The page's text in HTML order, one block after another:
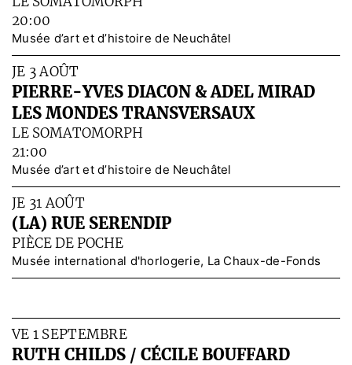
20:00
Musée d’art et d’histoire de Neuchâtel
JE 3 AOÛT
PIERRE-YVES DIACON & ADEL MIRAD
LES MONDES TRANSVERSAUX
LE SOMATOMORPH
21:00
Musée d’art et d’histoire de Neuchâtel
JE 31 AOÛT
(LA) RUE SERENDIP
PIÈCE DE POCHE
Musée international d'horlogerie, La Chaux-de-Fonds
VE 1 SEPTEMBRE
RUTH CHILDS / CÉCILE BOUFFARD